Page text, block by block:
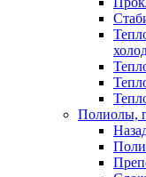
Полиолы,